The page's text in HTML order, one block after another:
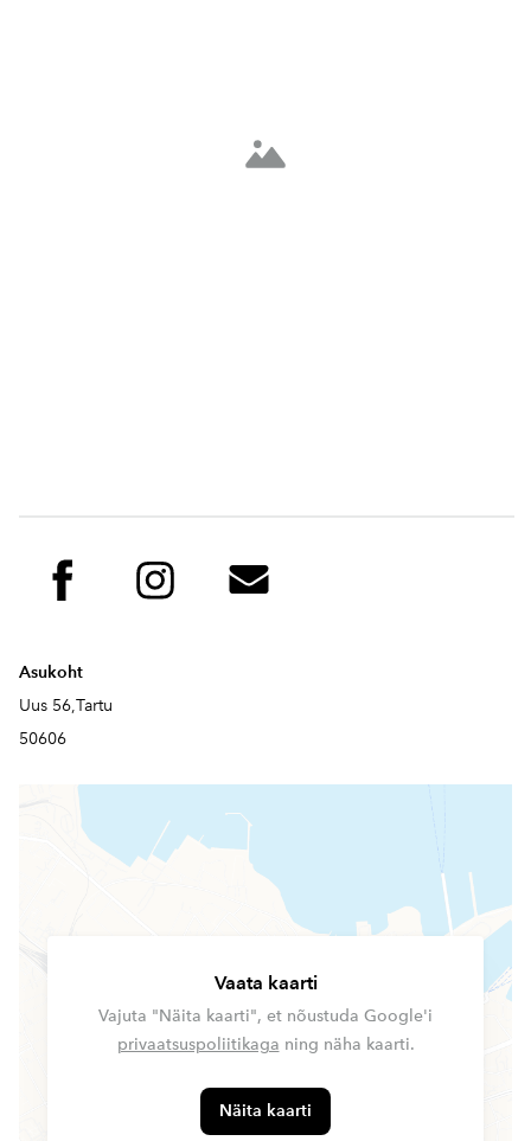
Asukoht
Uus 56,Tartu
50606
Vaata kaarti
Vajuta "Näita kaarti", et nõustuda Google'i
privaatsuspoliitikaga ning näha kaarti.
Näita kaarti